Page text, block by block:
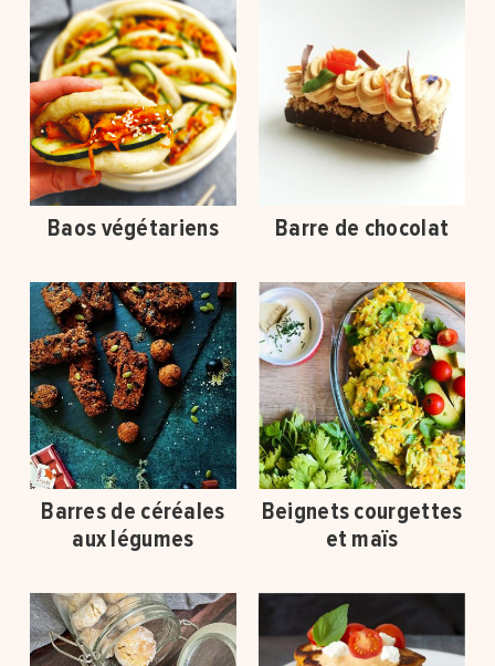
Baos végétariens Barre de chocolat
Barres de céréales
aux légumes
Beignets courgettes
et maïs